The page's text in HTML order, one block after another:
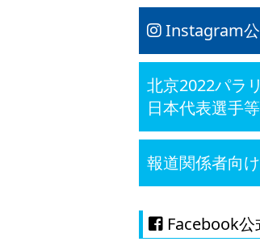
Instagram
北京2022パラ
日本代表選手
報道関係者向け
Facebook公